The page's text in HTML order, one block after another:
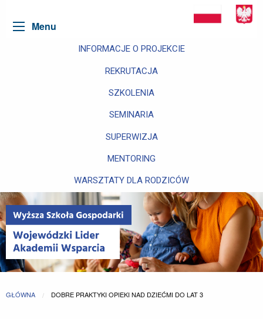
Menu
INFORMACJE O PROJEKCIE
REKRUTACJA
SZKOLENIA
SEMINARIA
SUPERWIZJA
MENTORING
WARSZTATY DLA RODZICÓW
GŁÓWNA CURRENT:
DOBRE PRAKTYKI OPIEKI NAD DZIEĆMI DO LAT 3